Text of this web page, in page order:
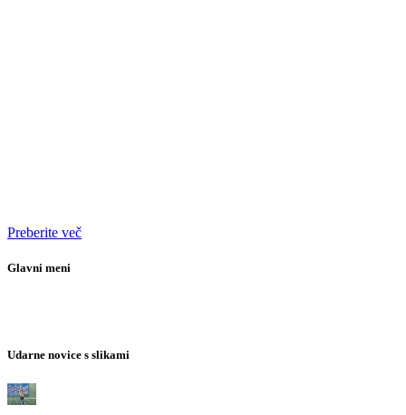
Preberite več
Glavni meni
Udarne novice s slikami